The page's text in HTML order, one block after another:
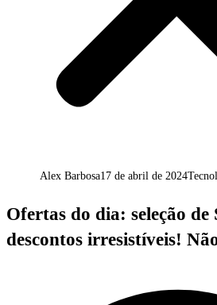
Alex Barbosa17 de abril de 2024
Ofertas do dia: seleção
descontos irresistíveis!